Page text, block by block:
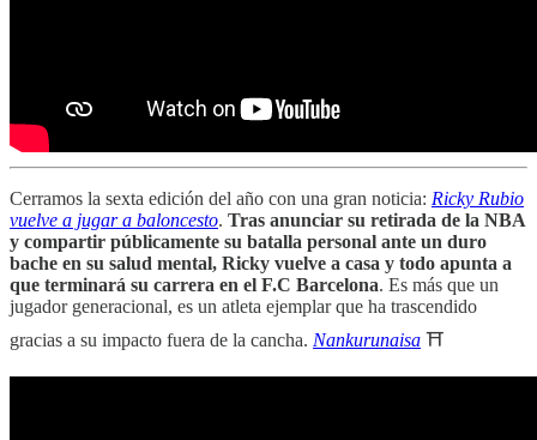
Cerramos la sexta edición del año con una gran noticia: Ricky Rubio
vuelve a jugar a baloncesto. Tras anunciar su retirada de la NBA
y compartir públicamente su batalla personal ante un duro
bache en su salud mental, Ricky vuelve a casa y todo apunta a
que terminará su carrera en el F.C Barcelona. Es más que un
jugador generacional, es un atleta ejemplar que ha trascendido
gracias a su impacto fuera de la cancha. Nankurunaisa ⛩️